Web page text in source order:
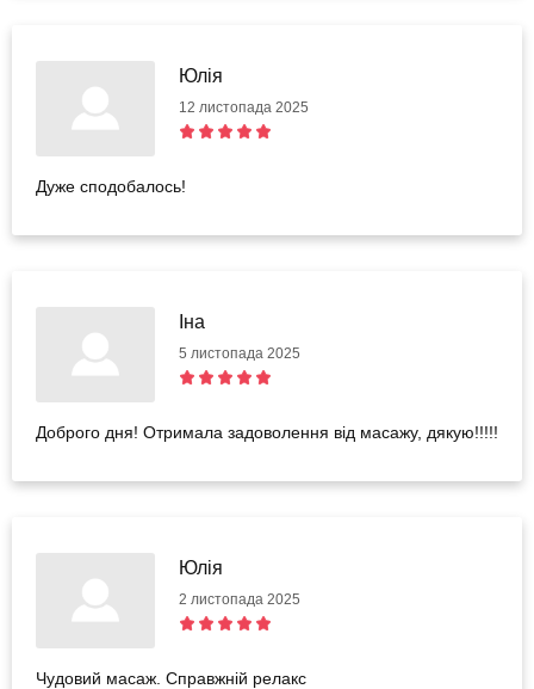
Юлія
12 листопада 2025
Дуже сподобалось!
Іна
5 листопада 2025
Доброго дня! Отримала задоволення від масажу, дякую!!!!!
Юлія
2 листопада 2025
Чудовий масаж. Справжній релакс